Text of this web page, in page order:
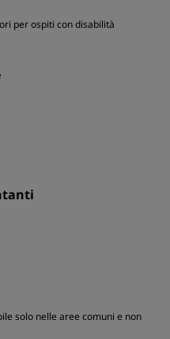
per ospiti con disabilità
solo nelle aree comuni e non